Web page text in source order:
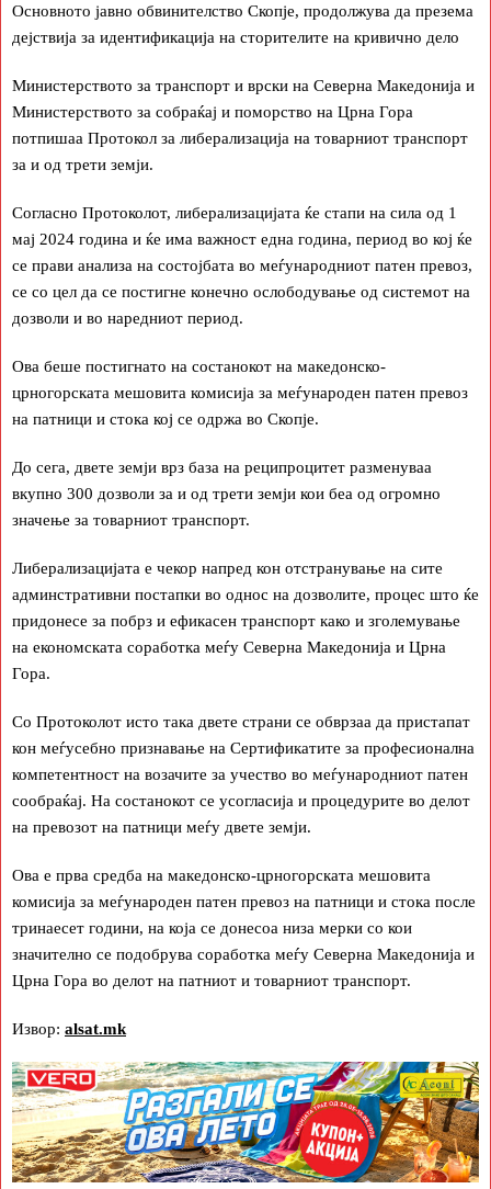
Основното јавно обвинителство Скопје, продолжува да презема
дејствија за идентификација на сторителите на кривично дело
Министерството за транспорт и врски на Северна Македонија и
Министерството за собраќај и поморство на Црна Гора
потпишаа Протокол за либерализација на товарниот транспорт
за и од трети земји.
Согласно Протоколот, либерализацијата ќе стапи на сила од 1
мај 2024 година и ќе има важност една година, период во кој ќе
се прави анализа на состојбата во меѓународниот патен превоз,
се со цел да се постигне конечно ослободување од системот на
дозволи и во наредниот период.
Ова беше постигнато на состанокот на македонско-
црногорската мешовита комисија за меѓународен патен превоз
на патници и стока кој се одржа во Скопје.
До сега, двете земји врз база на реципроцитет разменуваа
вкупно 300 дозволи за и од трети земји кои беа од огромно
значење за товарниот транспорт.
Либерализацијата е чекор напред кон отстранување на сите
админстративни постапки во однос на дозволите, процес што ќе
придонесе за побрз и ефикасен транспорт како и зголемување
на економската соработка меѓу Северна Македонија и Црна
Гора.
Со Протоколот исто така двете страни се обврзаа да пристапат
кон меѓусебно признавање на Сертификатите за професионална
компетентност на возачите за учество во меѓународниот патен
сообраќај. На состанокот се усогласија и процедурите во делот
на превозот на патници меѓу двете земји.
Ова е прва средба на македонско-црногорската мешовита
комисија за меѓународен патен превоз на патници и стока после
тринаесет години, на која се донесоа низа мерки со кои
значително се подобрува соработка меѓу Северна Македонија и
Црна Гора во делот на патниот и товарниот транспорт.
Извор: alsat.mk